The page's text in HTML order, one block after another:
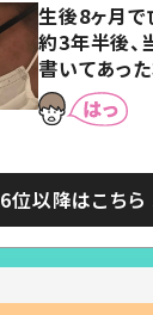
生後8ヶ月
約3年半後
書いてあっ
6位以降はこちら